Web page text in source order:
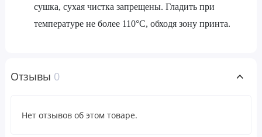
сушка, сухая чистка запрещены. Гладить при
температуре не более 110°C, обходя зону принта.
Отзывы 0
Нет отзывов об этом товаре.